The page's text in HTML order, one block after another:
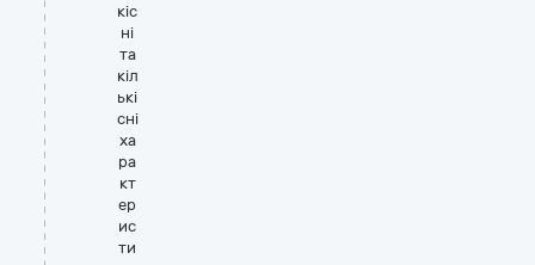
кіс
ні
та
кіл
ькі
сні
ха
ра
кт
ер
ис
ти